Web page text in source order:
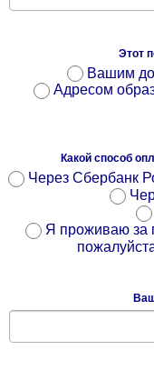
Этот
Вашим
Адресом
Какой способ
Через Сбербанк
Я проживаю за